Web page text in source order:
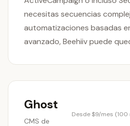
necesitas secuencias
automatizaciones basadas
avanzado, Beehiiv puede
Ghost
CMS de
Desde $9/mes